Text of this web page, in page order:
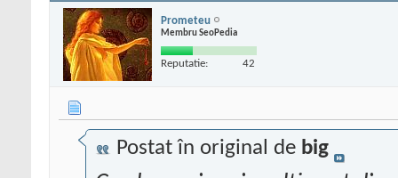
Prometeu
Membru SeoPedia
Reputatie: 42
Postat în original de big